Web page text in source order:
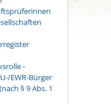
-
EWR-Bürger
§ 9 Abs. 1